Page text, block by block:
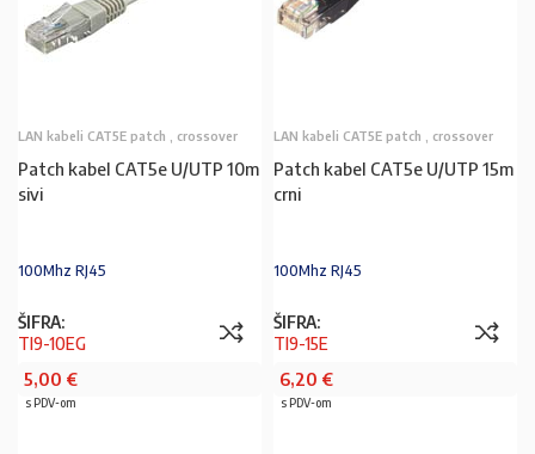
LAN kabeli CAT5E patch , crossover
Patch kabel CAT5e U/UTP 10m
sivi
100Mhz RJ45
ŠIFRA:
TI9-10EG
5,00 €
s PDV-om
LAN kabeli CAT5E patch , crossover
Patch kabel CAT5e U/UTP 15m
crni
100Mhz RJ45
ŠIFRA:
TI9-15E
6,20 €
s PDV-om